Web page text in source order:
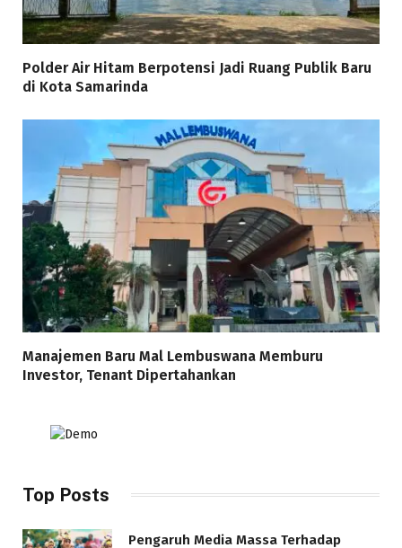
Polder Air Hitam Berpotensi Jadi Ruang Publik Baru
di Kota Samarinda
Manajemen Baru Mal Lembuswana Memburu
Investor, Tenant Dipertahankan
Top Posts
Pengaruh Media Massa Terhadap